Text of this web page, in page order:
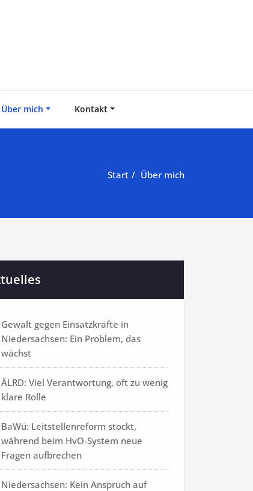
Über mich Kontakt
Start Über mich
Gewalt gegen Einsatzkräfte in
Niedersachsen: Ein Problem, das
wächst
ÄLRD: Viel Verantwortung, oft zu wenig
klare Rolle
BaWü: Leitstellenreform stockt,
während beim HvO-System neue
Fragen aufbrechen
Niedersachsen: Kein Anspruch auf